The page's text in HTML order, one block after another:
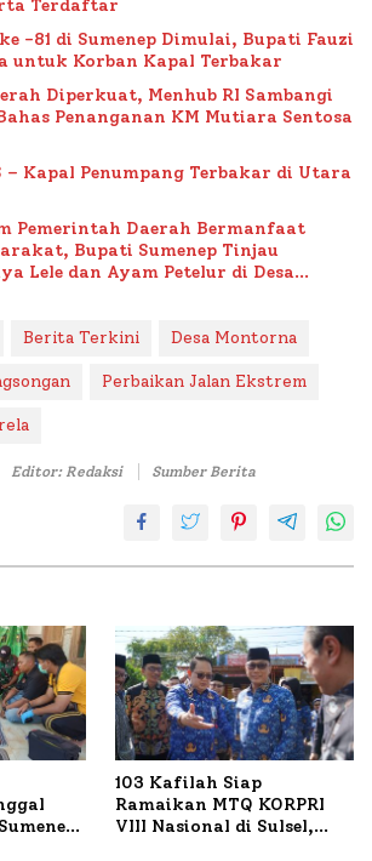
Terdaftar
-81 di Sumenep Dimulai, Bupati Fauzi
untuk Korban Kapal Terbakar
Diperkuat, Menhub RI Sambangi
Penanganan KM Mutiara Sentosa
– Kapal Penumpang Terbakar di Utara
Pemerintah Daerah Bermanfaat
Bupati Sumenep Tinjau
Lele dan Ayam Petelur di Desa
Berita Terkini Desa Montorna
Perbaikan Jalan Ekstrem
Editor: Redaksi Sumber Berita
103 Kafilah Siap
Ramaikan MTQ KORPRI
VIII Nasional di Sulsel,